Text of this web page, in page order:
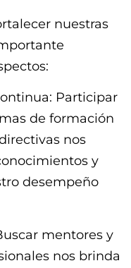
nuestras
Participar
de formación
nos
y
desempeño
mentores y
nos brinda